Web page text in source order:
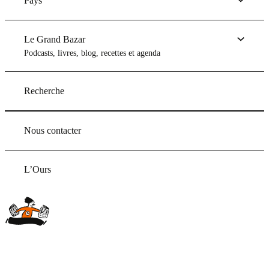
Le Grand Bazar
Podcasts, livres, blog, recettes et agenda
Recherche
Nous contacter
L’Ours